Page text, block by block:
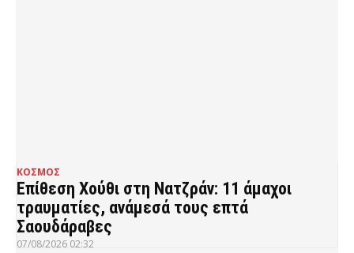
ΚΟΣΜΟΣ
Επίθεση Χούθι στη Νατζράν: 11 άμαχοι
τραυματίες, ανάμεσά τους επτά
Σαουδάραβες
07/08/2026 02:32